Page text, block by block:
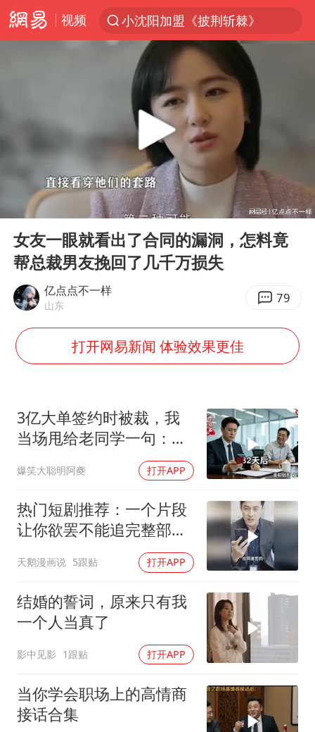
视频
小沈阳加盟《披荆斩棘》
白海豚雨量超越利奇马、巴威
人形机器人第一股
多地银行上调存款利率
上海地铁4条线路全线停运
白海豚路径图
宇树申购 中一签有望赚20万元
NBA传奇教练老尼尔森去世
4.2平卫生间补漏注胶花1.55万
男子结婚8年3个女儿都不是亲生
手机真会“偷听”我们说话吗
梅婷12岁女儿百花奖发言
加沙约14万栋建筑被完全摧毁
从科技创新看开局起步的时与势
Play
00:00 01:44
女友一眼就看出了合同的漏洞，怎料竟
帮总裁男友挽回了几千万损失
亿点点不一样
山东 79
打开网易新闻 体验效果更佳
3亿大单签约时被裁，我
当场甩给老同学一句：不
爆笑大聪明阿夔 打开APP
热门短剧推荐：一个片段
让你欲罢不能追完整部好
天鹅漫画说 5跟贴 打开APP
结婚的誓词，原来只有我
一个人当真了
影中见影 1跟贴 打开APP
当你学会职场上的高情商
接话合集